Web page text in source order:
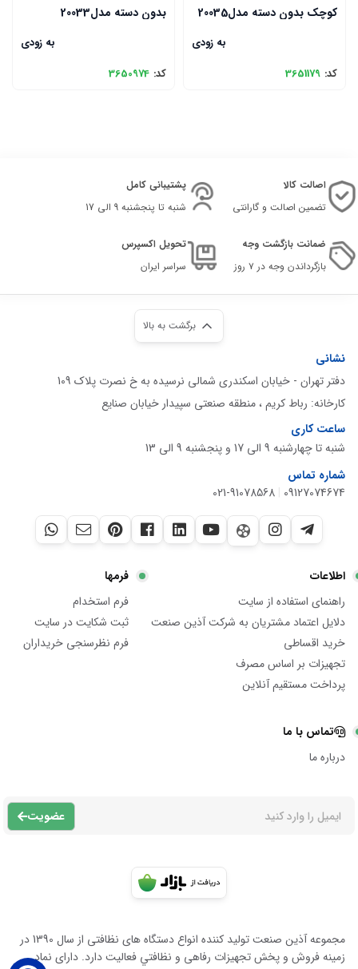
کوچک بدون دسته مدل20035
به زودی
کد: 3651179
بدون دسته مدل20033
به زودی
کد: 3650974
اصالت کالا
تضمین اصالت و گارانتی
پشتیبانی کامل
شنبه تا پنجشنبه 9 الی 17
ضمانت بازگشت وجه
بازگرداندن وجه در ۷ روز
تحویل اکسپرس
سراسر ایران
برگشت به بالا
نشانی
دفتر تهران - خیابان اسکندری شمالی نرسیده به خ نصرت پلاک 109
کارخانه: رباط کریم ، منطقه صنعتی سپیدار خیابان صنایع
ساعت کاری
شنبه تا چهارشنبه 9 الی 17 و پنجشنبه 9 الی 13
شماره تماس
09127074674
|
021-91078568
اطلاعات
راهنمای استفاده از سایت
دلایل اعتماد مشتریان به شرکت آذین صنعت
خرید اقساطی
تجهیزات بر اساس مصرف
پرداخت مستقیم آنلاین
فرمها
فرم استخدام
ثبت شکایت در سایت
فرم نظرسنجی خریداران
تماس با ما
درباره ما
عضویت
مجموعه آذين صنعت توليد كننده انواع دستگاه هاى نظافتى از سال 1390 در
زمينه فروش و پخش تجهيزات رفاهى و نظافتي فعاليت دارد. داراى نماد